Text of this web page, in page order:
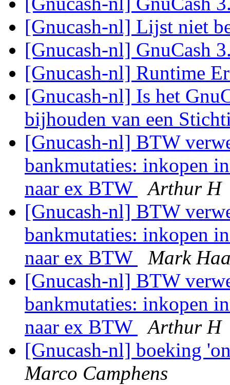
[Gnucash-nl] Lijst niet
[Gnucash-nl] GnuCash
[Gnucash-nl] Runtime
[Gnucash-nl] Is het
bijhouden van een
[Gnucash-nl] BTW
bankmutaties: inkopen
naar ex BTW
Arthur H
[Gnucash-nl] BTW
bankmutaties: inkopen
naar ex BTW
Mark
[Gnucash-nl] BTW
bankmutaties: inkopen
naar ex BTW
Arthur H
[Gnucash-nl] boeking
Marco Camphens